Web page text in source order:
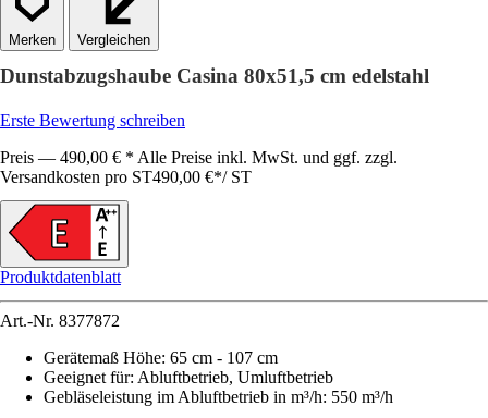
Vergleichen
Dunstabzugshaube Casina 80x51,5 cm edelstahl
Erste Bewertung schreiben
Preis — 490,00 € * Alle Preise inkl. MwSt. und ggf. zzgl.
Versandkosten pro ST490,00 €*/ ST
Produktdatenblatt
Art.-Nr. 8377872
Gerätemaß Höhe: 65 cm - 107 cm
Geeignet für: Abluftbetrieb, Umluftbetrieb
Gebläseleistung im Abluftbetrieb in m³/h: 550 m³/h